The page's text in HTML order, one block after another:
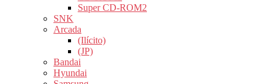
Super CD-ROM2
SNK
Arcada
(Ilícito)
(JP)
Bandai
Hyundai